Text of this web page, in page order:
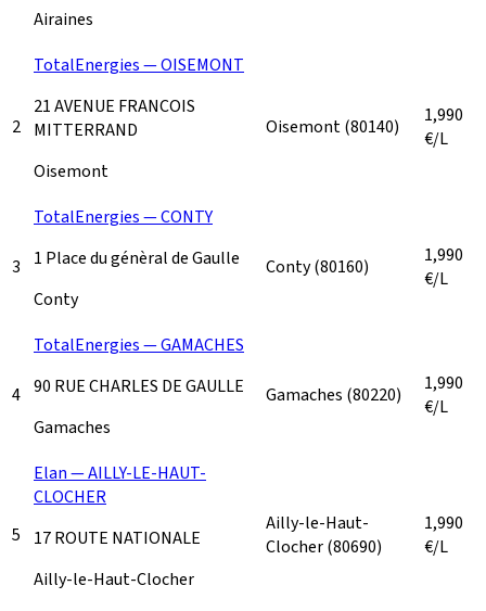
Airaines
2
TotalEnergies — OISEMONT
21 AVENUE FRANCOIS
MITTERRAND
Oisemont
Oisemont(80140)
1,990
€/L
3
TotalEnergies — CONTY
1 Place du génèral de Gaulle
Conty
Conty(80160)
1,990
€/L
4
TotalEnergies — GAMACHES
90 RUE CHARLES DE GAULLE
Gamaches
Gamaches (80220)
1,990
€/L
5
Elan — AILLY-LE-HAUT-
CLOCHER
17 ROUTE NATIONALE
Ailly-le-Haut-Clocher
Ailly-le-Haut-
Clocher(80690)
1,990
€/L